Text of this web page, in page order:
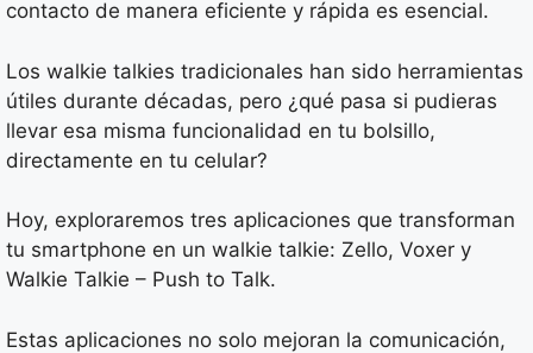
contacto de manera eficiente y rápida es esencial.
Los walkie talkies tradicionales han sido herramientas
útiles durante décadas, pero ¿qué pasa si pudieras
llevar esa misma funcionalidad en tu bolsillo,
directamente en tu celular?
Hoy, exploraremos tres aplicaciones que transforman
tu smartphone en un walkie talkie: Zello, Voxer y
Walkie Talkie – Push to Talk.
Estas aplicaciones no solo mejoran la comunicación,